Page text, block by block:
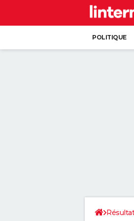
POLITIQUE